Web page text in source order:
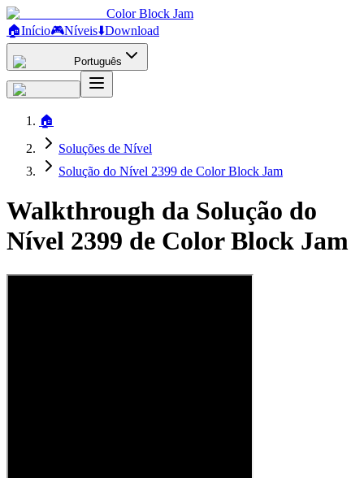
Color Block Jam
🏠Início🎮Níveis⬇️Download
Português
🏠
Soluções de Nível
Solução do Nível 2399 de Color Block Jam
Walkthrough da Solução do
Nível 2399 de Color Block Jam